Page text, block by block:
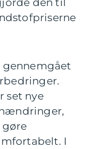
gennemgået
set nye
gøre
I